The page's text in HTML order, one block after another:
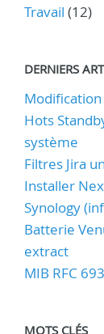
Travail (12)
DERNIERS
Hots
système
Filtres Jira
Installer
Synology
Batterie
extract
MIB RFC
MOTS CLÉS